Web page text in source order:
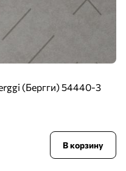
(Бергги) 54440-3
В корзину